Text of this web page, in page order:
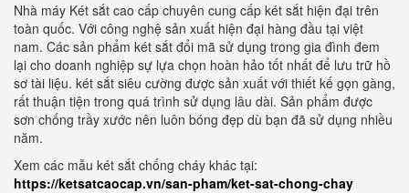
Nhà máy Két sắt cao cấp chuyên cung cấp két sắt hiện đại trên
toàn quốc. Với công nghệ sản xuất hiện đại hàng đầu tại việt
nam. Các sản phẩm két sắt đổi mã sử dụng trong gia đình đem
lại cho doanh nghiệp sự lựa chọn hoàn hảo tốt nhất để lưu trữ hồ
sơ tài liệu. két sắt siêu cường được sản xuất với thiết kế gọn gàng,
rất thuận tiện trong quá trình sử dụng lâu dài. Sản phẩm được
sơn chống trầy xước nên luôn bóng đẹp dù bạn đã sử dụng nhiều
năm.
Xem các mẫu két sắt chống cháy khác tại:
https://ketsatcaocap.vn/san-pham/ket-sat-chong-chay